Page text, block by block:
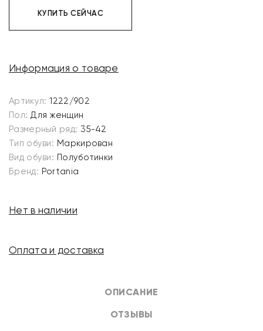
ОПИСАНИЕ
ОТЗЫВЫ
КУПИТЬ СЕЙЧАС
Информация о товаре
Артикул: 1222/902
Пол: Для женщин
Размерный ряд: 35-42
Тип обуви: Маркирован
Вид обуви: Полуботинки
Бренд: Portania
Нет в наличии
Оплата и доставка